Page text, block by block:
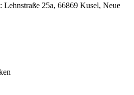
Lehnstraße 25a, 66869 Kusel, Neue